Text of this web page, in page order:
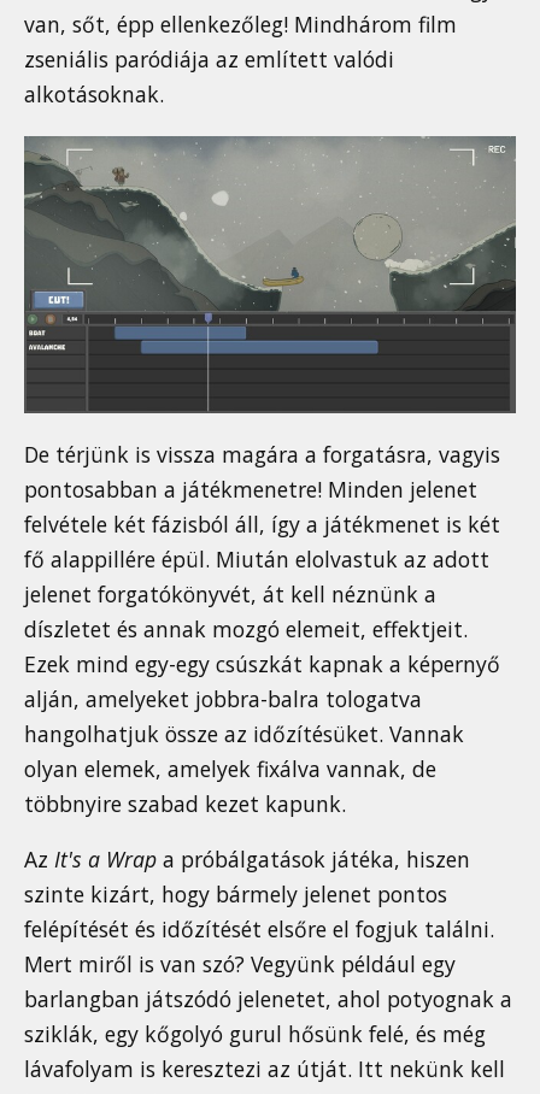
van, sőt, épp ellenkezőleg! Mindhárom film
zseniális paródiája az említett valódi
alkotásoknak.
De térjünk is vissza magára a forgatásra, vagyis
pontosabban a játékmenetre! Minden jelenet
felvétele két fázisból áll, így a játékmenet is két
fő alappillére épül. Miután elolvastuk az adott
jelenet forgatókönyvét, át kell néznünk a
díszletet és annak mozgó elemeit, effektjeit.
Ezek mind egy-egy csúszkát kapnak a képernyő
alján, amelyeket jobbra-balra tologatva
hangolhatjuk össze az időzítésüket. Vannak
olyan elemek, amelyek fixálva vannak, de
többnyire szabad kezet kapunk.
Az It's a Wrap a próbálgatások játéka, hiszen
szinte kizárt, hogy bármely jelenet pontos
felépítését és időzítését elsőre el fogjuk találni.
Mert miről is van szó? Vegyünk például egy
barlangban játszódó jelenetet, ahol potyognak a
sziklák, egy kőgolyó gurul hősünk felé, és még
lávafolyam is keresztezi az útját. Itt nekünk kell